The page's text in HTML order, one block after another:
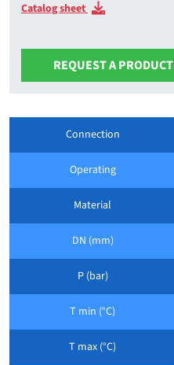
Catalog sheet
REQUEST A PRODUCT
Connection
Operating
Material
DN (mm)
P (bar)
T min (°C)
T max (°C)